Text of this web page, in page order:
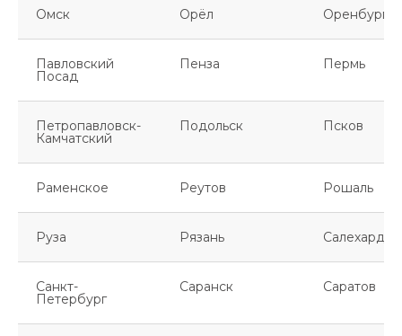
Омск Орёл Оренбург
Павловский
Посад
Пенза Пермь
Петропавловск-
Камчатский
Подольск Псков
Раменское Реутов Рошаль
Руза Рязань Салехард
Санкт-
Петербург
Саранск Саратов